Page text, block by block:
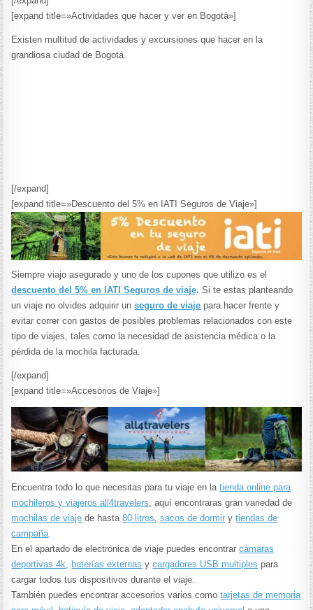
[expand title=»Actividades que hacer y ver en Bogotá»]
Existen multitud de actividades y excursiones que hacer en la
grandiosa ciudad de Bogotá.
[/expand]
[expand title=»Descuento del 5% en IATI Seguros de Viaje»]
Siempre viajo asegurado y uno de los cupones que utilizo es el
descuento del 5% en IATI Seguros de viaje.Si te estas planteando
un viaje no olvides adquirir unseguro de viaje para hacer frente y
evitar correr con gastos de posibles problemas relacionados con este
tipo de viajes, tales como la necesidad de asistencia médica o la
pérdida de la mochila facturada.
[/expand]
[expand title=»Accesorios de Viaje»]
Encuentra todo lo que necesitas para tu viaje en latienda online para
mochileros y viajeros all4travelers , aquí encontraras gran variedad de
mochilas de viaje de hasta80 litros ,sacos de dormir ytiendas de
campaña
En el apartado de electrónica de viaje puedes encontrarcámaras
deportivas 4k ,baterías externas ycargadores USB multiples para
cargar todos tus dispositivos durante el viaje.
También puedes encontrar accesorios varios comotarjetas de memoria